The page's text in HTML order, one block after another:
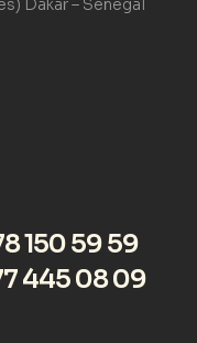
Dakar – Sénégal
150 59 59
445 08 09